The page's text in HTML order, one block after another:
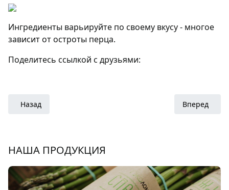
Ингредиенты варьируйте по своему вкусу - многое
зависит от остроты перца.
Поделитесь ссылкой с друзьями:
Предыдущий: Салат из Никколини, горошка и мяты с
Назад Следующий:
Вперед
НАША ПРОДУКЦИЯ